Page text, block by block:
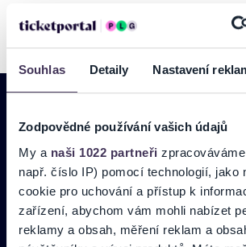
Souhlas Detaily Nastavení
Zodpovědné používání vašich údajů
My a naši 1022 partneři
např. číslo IP) pomocí technologií, jako
cookie pro uchování a přístup k
zařízení, abychom vám mohli nabízet
reklamy a obsah, měření reklam a
PRIHLÁSIŤ SA K
Pridajte sa do zoznamu odberateľov a doručte
ponuky priamo do doručenej